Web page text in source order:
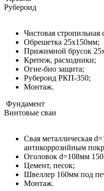
Рубероид
Чистовая стропильная
Обрешетка 25х150мм;
Прижимной брусок
Крепеж, расходники;
Огне-био защита;
Рубероид РКП-350;
Монтаж.
Фундамент
Винтовые сваи
Свая металлическая
антикоррозийным
Оголовок d=108мм
Цемент, песок;
Швеллер 160мм под
Монтаж.